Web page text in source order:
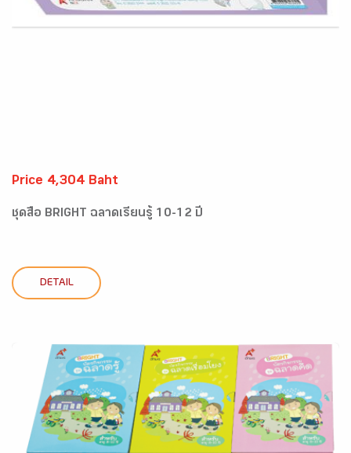
Price 4,304 Baht
ชุดสื่อ BRIGHT ฉลาดเรียนรู้ 10-12 ปี
DETAIL